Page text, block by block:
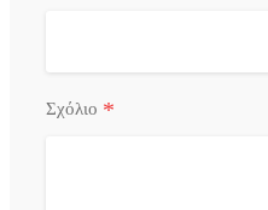
Σχόλιο *